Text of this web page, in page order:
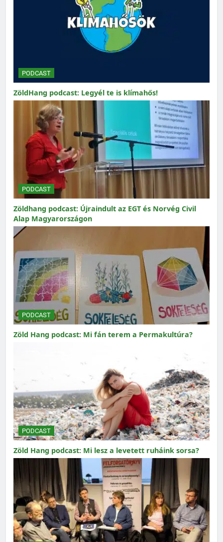
PODCAST
ZöldHang podcast: Legyél te is klímahős!
PODCAST
Zöldhang podcast: Újraindult az EGT és Norvég Civil
Alap Magyarországon
PODCAST
Zöld Hang podcast: Mi fán terem a Permakultúra?
PODCAST
Zöld Hang podcast: Mi lesz a levetett ruháink sorsa?